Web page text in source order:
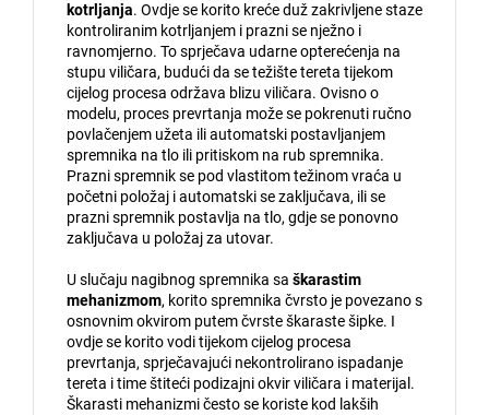
kotrljanja. Ovdje se korito kreće duž zakrivljene staze
kontroliranim kotrljanjem i prazni se nježno i
ravnomjerno. To sprječava udarne opterećenja na
stupu viličara, budući da se težište tereta tijekom
cijelog procesa održava blizu viličara. Ovisno o
modelu, proces prevrtanja može se pokrenuti ručno
povlačenjem užeta ili automatski postavljanjem
spremnika na tlo ili pritiskom na rub spremnika.
Prazni spremnik se pod vlastitom težinom vraća u
početni položaj i automatski se zaključava, ili se
prazni spremnik postavlja na tlo, gdje se ponovno
zaključava u položaj za utovar.
U slučaju nagibnog spremnika sa škarastim
mehanizmom, korito spremnika čvrsto je povezano s
osnovnim okvirom putem čvrste škaraste šipke. I
ovdje se korito vodi tijekom cijelog procesa
prevrtanja, sprječavajući nekontrolirano ispadanje
tereta i time štiteći podizajni okvir viličara i materijal.
Škarasti mehanizmi često se koriste kod lakših